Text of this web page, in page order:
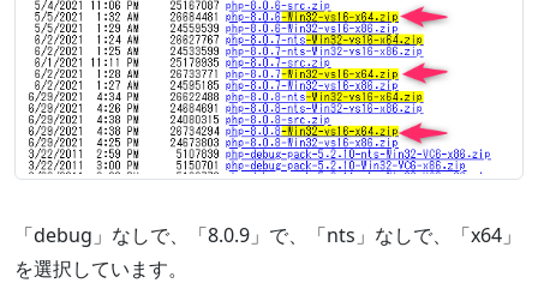
「debug」なしで、「8.0.9」で、「nts」なしで、「x64」
を選択しています。